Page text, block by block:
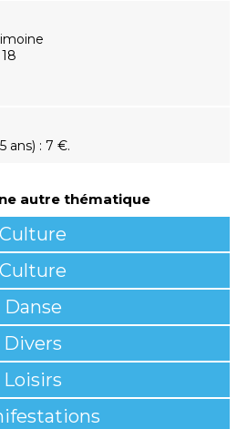
ans) : 7 €.
autre thématique
Culture
Culture
Danse
Divers
Loisirs